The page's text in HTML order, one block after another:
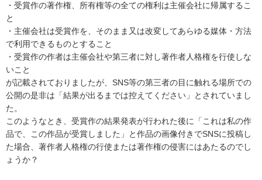
・受賞作の著作権、所有権等の全ての権利は主催会社に帰属するこ
と
・主催会社は受賞作を、そのまま又は改変してあらゆる媒体・方法
で利用できるものとすること
・受賞作の作者は主催会社や第三者に対し著作者人格権を行使しな
いこと
が記載されておりましたが、SNS等の第三者の目に触れる場所での
公開の是非は「結果が出るまでは控えてください」とされていまし
た。
このようなとき、受賞作の結果発表が行われた後に「これは私の作
品で、この作品が受賞しました」と作品の画像付きでSNSに投稿し
た場合、著作者人格権の行使または著作権の侵害にはあたるのでし
ょうか？